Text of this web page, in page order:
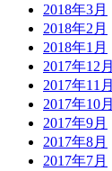
2018年3月
2018年2月
2018年1月
2017年12月
2017年11月
2017年10月
2017年9月
2017年8月
2017年7月